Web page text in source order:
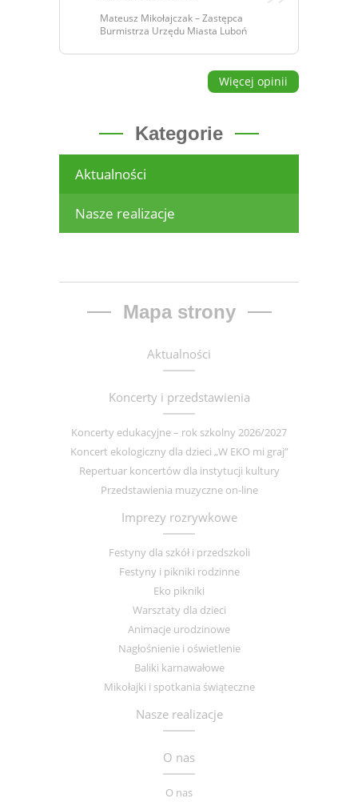
Mateusz Mikołajczak – Zastępca
Burmistrza Urzędu Miasta Luboń
Więcej opinii
Kategorie
Aktualności
Nasze realizacje
Mapa strony
Aktualności
Koncerty i przedstawienia
Koncerty edukacyjne – rok szkolny 2026/2027
Koncert ekologiczny dla dzieci „W EKO mi graj”
Repertuar koncertów dla instytucji kultury
Przedstawienia muzyczne on-line
Imprezy rozrywkowe
Festyny dla szkół i przedszkoli
Festyny i pikniki rodzinne
Eko pikniki
Warsztaty dla dzieci
Animacje urodzinowe
Nagłośnienie i oświetlenie
Baliki karnawałowe
Mikołajki i spotkania świąteczne
Nasze realizacje
O nas
O nas